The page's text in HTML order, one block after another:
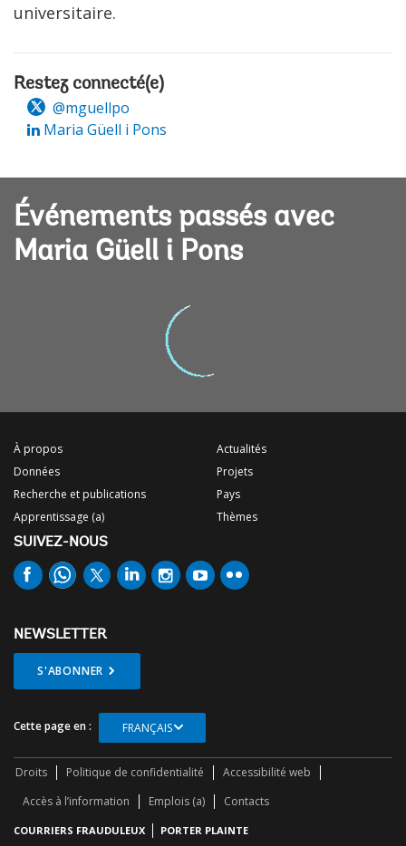
universitaire.
Restez connecté(e)
@mguellpo
Maria Güell i Pons
Événements passés avec
Maria Güell i Pons
À propos
Données
Recherche et publications
Apprentissage (a)
Actualités
Projets
Pays
Thèmes
SUIVEZ-NOUS
NEWSLETTER
S'ABONNER
Cette page en : FRANÇAIS
Droits Politique de confidentialité
Accessibilité web
Accès à l’information
Emplois (a) Contacts
COURRIERS FRAUDULEUX PORTER PLAINTE